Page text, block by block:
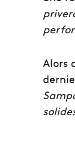
Alors